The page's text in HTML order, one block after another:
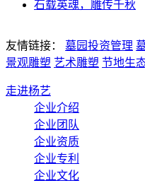
石载英魂，雕传千秋
友情链接： 墓园投资管理
景观雕塑 艺术雕塑 节地生
走进杨艺
企业介绍
企业团队
企业资质
企业专利
企业文化